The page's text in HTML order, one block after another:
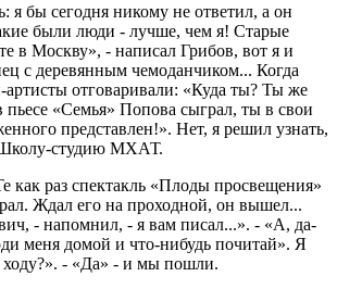
я бы сегодня никому не ответил, а он
были люди - лучше, чем я! Старые
в Москву», - написал Грибов, вот я и
с деревянным чемоданчиком... Когда
артисты отговаривали: «Куда ты? Ты же
«Семья» Попова сыграл, ты в свои
представлен!». Нет, я решил узнать,
студию МХАТ.
раз спектакль «Плоды просвещения»
Ждал его на проходной, он вышел...
- напомнил, - я вам писал...». - «А, да-
меня домой и что-нибудь почитай». Я
ходу?». - «Да» - и мы пошли.